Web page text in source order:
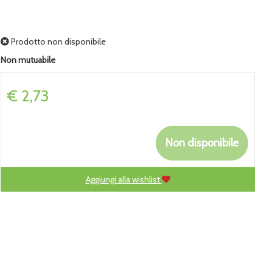
Prodotto non disponibile
Non mutuabile
Prezzo
€ 2,73
Non disponibile
Aggiungi alla wishlist